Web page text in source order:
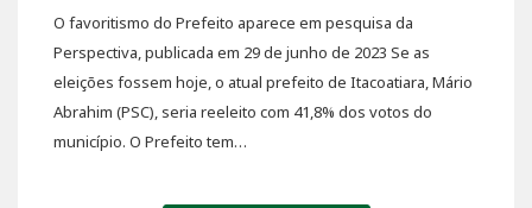
O favoritismo do Prefeito aparece em pesquisa da
Perspectiva, publicada em 29 de junho de 2023 Se as
eleições fossem hoje, o atual prefeito de Itacoatiara, Mário
Abrahim (PSC), seria reeleito com 41,8% dos votos do
município. O Prefeito tem…